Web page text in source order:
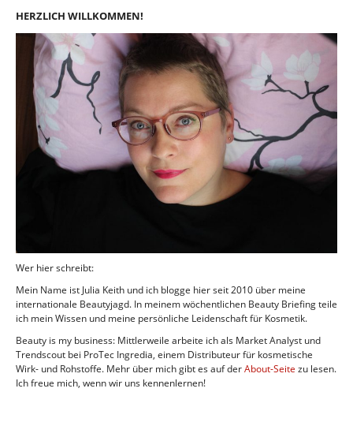
HERZLICH WILLKOMMEN!
Wer hier schreibt:
Mein Name ist Julia Keith und ich blogge hier seit 2010 über meine
internationale Beautyjagd. In meinem wöchentlichen Beauty Briefing teile
ich mein Wissen und meine persönliche Leidenschaft für Kosmetik.
Beauty is my business: Mittlerweile arbeite ich als Market Analyst und
Trendscout bei ProTec Ingredia, einem Distributeur für kosmetische
Wirk- und Rohstoffe. Mehr über mich gibt es auf derAbout-Seite zu lesen.
Ich freue mich, wenn wir uns kennenlernen!